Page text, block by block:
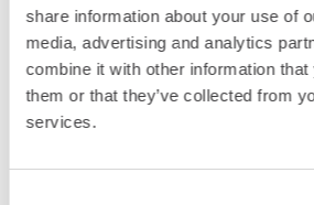
share information about your use of
media, advertising and analytics
combine it with other information that
them or that they’ve collected from
services.